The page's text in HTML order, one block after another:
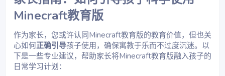
Minecraft教育版​
作为家长，您或许认同Minecraft教育版的教育价值，但也关
心如何正确引导孩子使用，确保寓教于乐而不过度沉迷。以
下是一些专业建议，帮助家长将Minecraft教育版融入孩子的
日常学习计划：